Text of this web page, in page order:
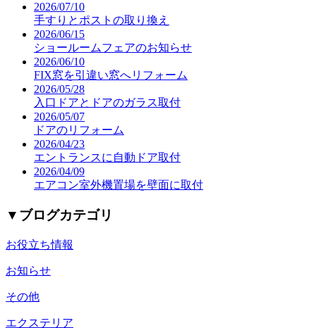
2026/07/10
手すりとポストの取り換え
2026/06/15
ショールームフェアのお知らせ
2026/06/10
FIX窓を引違い窓へリフォーム
2026/05/28
入口ドアとドアのガラス取付
2026/05/07
ドアのリフォーム
2026/04/23
エントランスに自動ドア取付
2026/04/09
エアコン室外機置場を壁面に取付
▼ ブログカテゴリ
お役立ち情報
お知らせ
その他
エクステリア